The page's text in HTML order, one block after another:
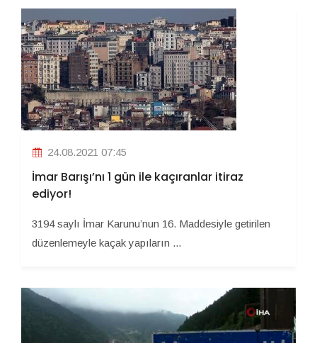
24.08.2021 07:45
İmar Barışı’nı 1 gün ile kaçıranlar itiraz
ediyor!
3194 saylı İmar Karunu’nun 16. Maddesiyle getirilen
düzenlemeyle kaçak yapıların ...